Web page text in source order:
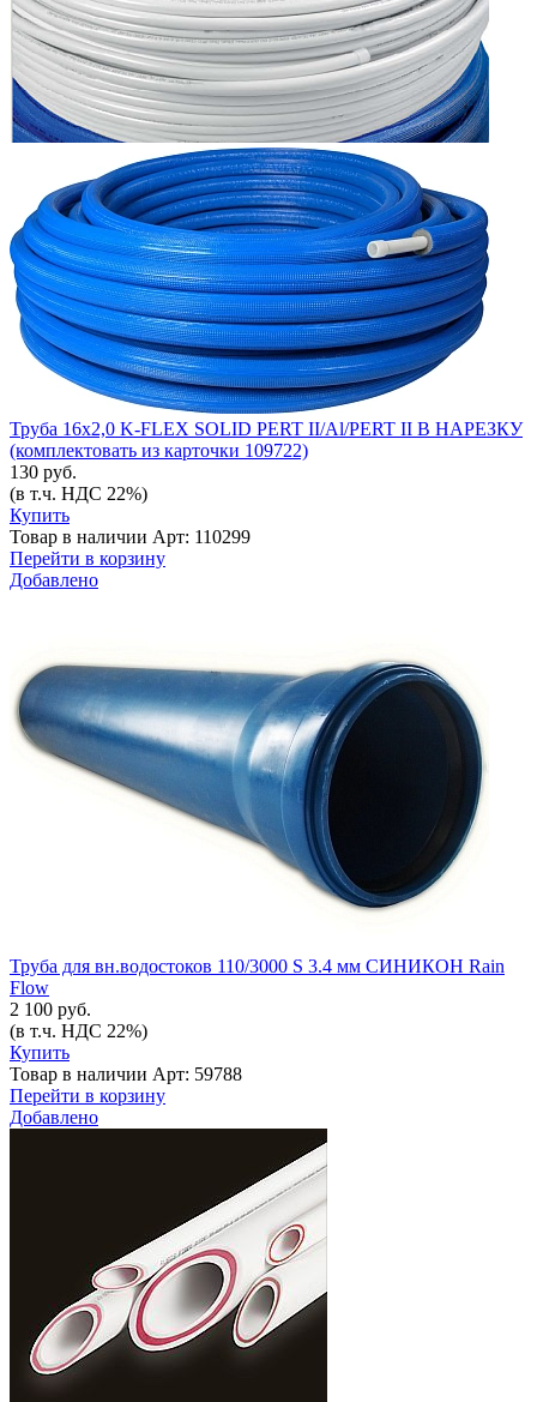
Труба 16х2,0 K-FLEX SOLID PERT II/Al/PERT II В НАРЕЗКУ
(комплектовать из карточки 109722)
130 руб.
(в т.ч. НДС 22%)
Купить
Товар в наличии Арт: 110299
Перейти в корзину
Добавлено
Труба для вн.водостоков 110/3000 S 3.4 мм СИНИКОН Rain
Flow
2 100 руб.
(в т.ч. НДС 22%)
Купить
Товар в наличии Арт: 59788
Перейти в корзину
Добавлено